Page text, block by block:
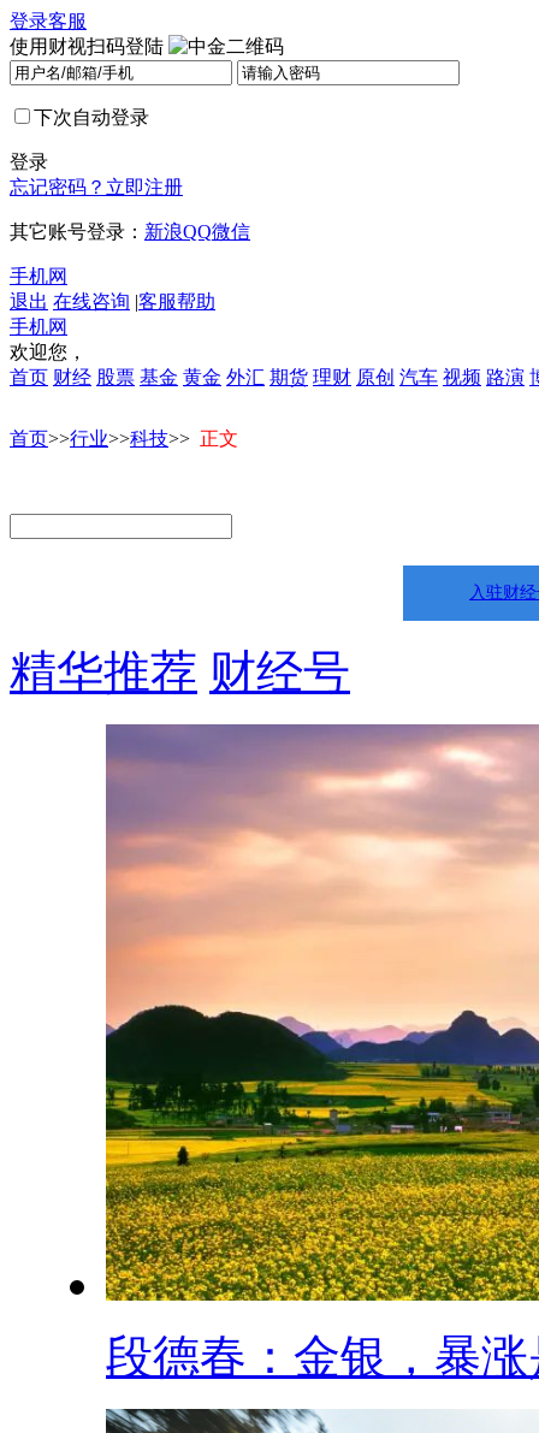
登录客服
使用财视扫码登陆
下次自动登录
登录
忘记密码？ 立即注册
其它账号登录： 新浪QQ微信
手机网
退出 在线咨询 |客服帮助
手机网
欢迎您，
首页 财经 股票 基金 黄金 外汇 期货 理财 原创 汽车 视频 路演
首页>>行业>>科技>> 正文
入驻财
精华推荐 财经号
段德春：金银，暴涨